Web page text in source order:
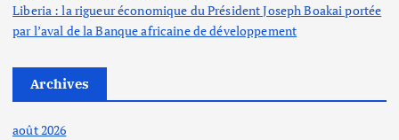
Liberia : la rigueur économique du Président Joseph Boakai portée
par l’aval de la Banque africaine de développement
Archives
août 2026